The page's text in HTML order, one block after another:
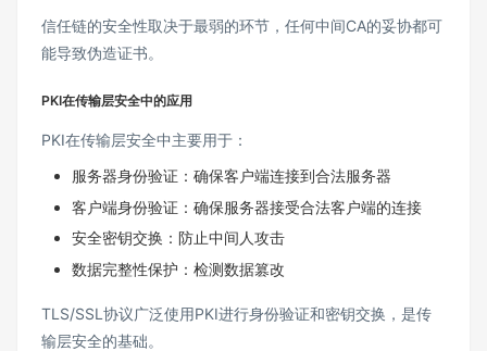
信任链的安全性取决于最弱的环节，任何中间CA的妥协都可
能导致伪造证书。
PKI在传输层安全中的应用
PKI在传输层安全中主要用于：
服务器身份验证：确保客户端连接到合法服务器
客户端身份验证：确保服务器接受合法客户端的连接
安全密钥交换：防止中间人攻击
数据完整性保护：检测数据篡改
TLS/SSL协议广泛使用PKI进行身份验证和密钥交换，是传
输层安全的基础。